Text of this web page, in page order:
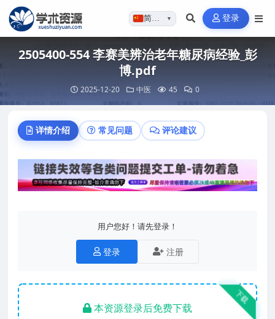
简体…▼ 登录
2505400-554 李赛美辨治老年糖尿病经验_彭
博.pdf
2025-12-20 中医 45 0
详情介绍 常见问题 评论建议
用户您好！请先登录！
登录 注册
下载
本资源登录后免费下载